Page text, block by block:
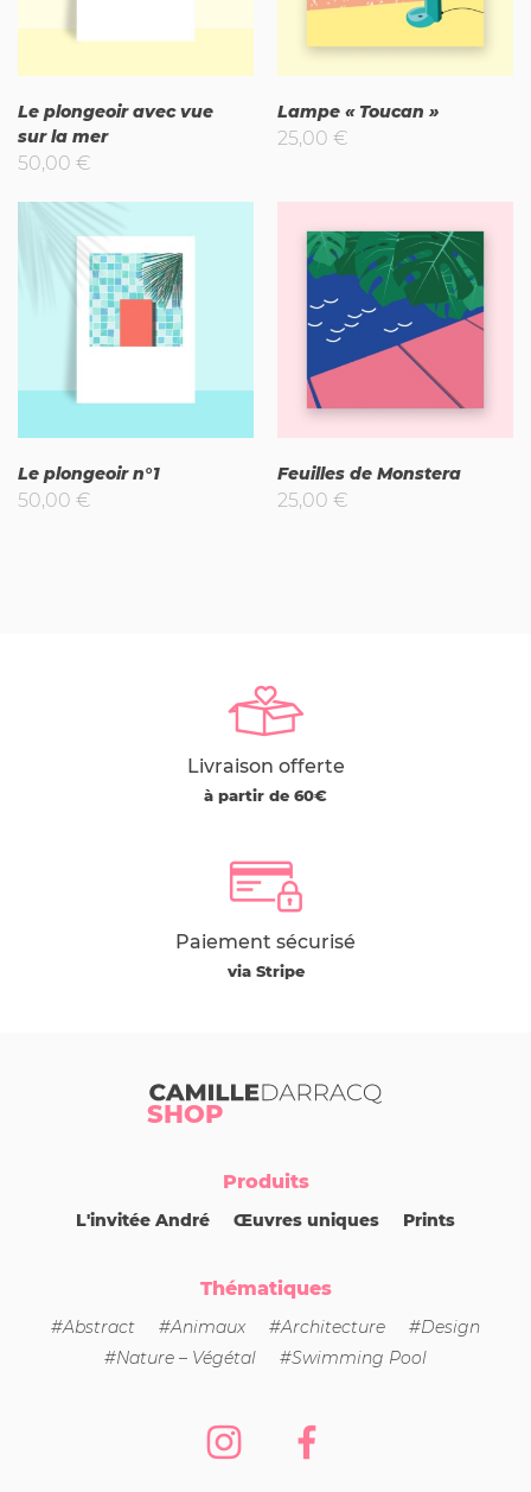
Le plongeoir avec vue
sur la mer
50,00 €
Lampe « Toucan »
25,00 €
Le plongeoir n°1
50,00 €
Feuilles de Monstera
25,00 €
Livraison offerte
à partir de 60€
Paiement sécurisé
via Stripe
Camille Darracq
SHOP
Produits
L'invitée André Œuvres uniques Prints
Thématiques
#Abstract #Animaux #Architecture
#Design
#Nature – Végétal
#Swimming Pool
InstagramFacebook